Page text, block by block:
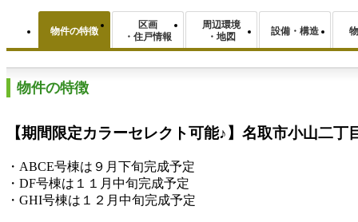
物件の特徴
区画
・住戸情報
周辺環境
・地図
設備・構造
物件の特徴
【期間限定カラーセレクト可能♪】名取市小山二丁
・ABCE号棟は９月下旬完成予定
・DF号棟は１１月中旬完成予定
・GHI号棟は１２月中旬完成予定